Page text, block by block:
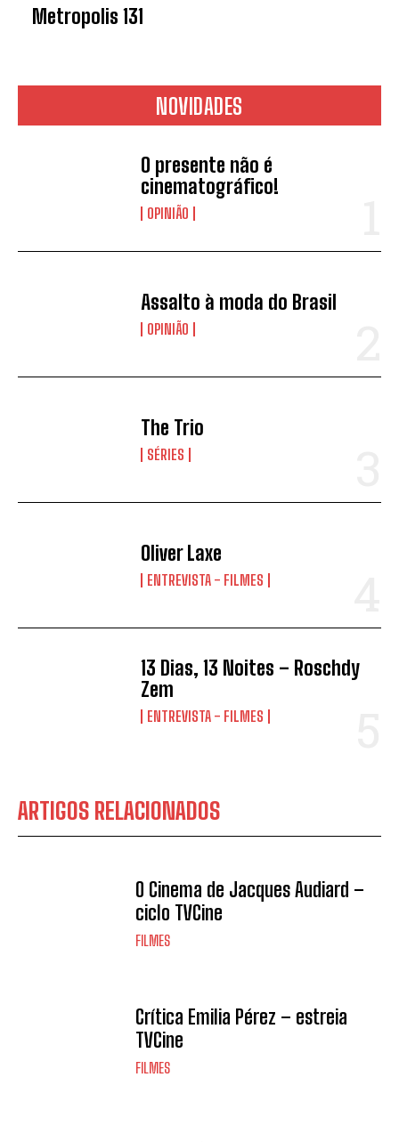
Metropolis 131
NOVIDADES
O presente não é
cinematográfico!
OPINIÃO
Assalto à moda do Brasil
OPINIÃO
The Trio
SÉRIES
Oliver Laxe
ENTREVISTA - FILMES
13 Dias, 13 Noites – Roschdy
Zem
ENTREVISTA - FILMES
ARTIGOS RELACIONADOS
O Cinema de Jacques Audiard –
ciclo TVCine
FILMES
Crítica Emilia Pérez – estreia
TVCine
FILMES